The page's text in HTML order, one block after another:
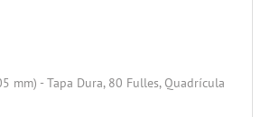
mm) - Tapa Dura, 80 Fulles, Quadrícula